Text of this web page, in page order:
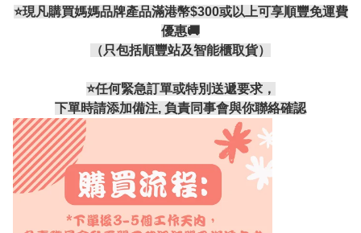
⭐現凡購買媽媽品牌產品滿港幣$300或以上可享順豐免運費
優惠🚚
（只包括順豐站及智能櫃取貨）
⭐️任何緊急訂單或特別送遞要求，
下單時請添加備注, 負責同事會與你聯絡確認